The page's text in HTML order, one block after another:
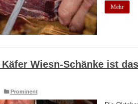
Mehr
Wiesn-Schänke ist
Prominent